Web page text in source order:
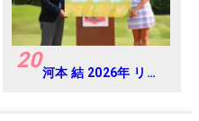
20河本 結 2026年 リゾ